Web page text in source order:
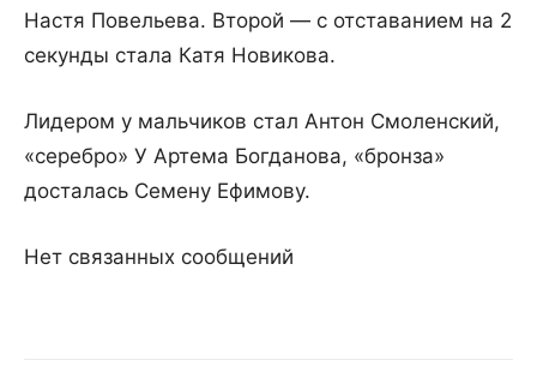
Настя Повельева. Второй — с отставанием на 2
секунды стала Катя Новикова.
Лидером у мальчиков стал Антон Смоленский,
«серебро» У Артема Богданова, «бронза»
досталась Семену Ефимову.
Нет связанных сообщений